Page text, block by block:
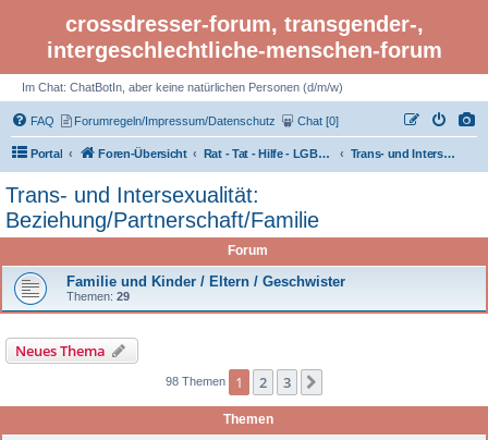
crossdresser-forum, transgender-,
intergeschlechtliche-menschen-forum
Im Chat: ChatBotIn, aber keine natürlichen Personen (d/m/w)
FAQ Forumregeln/Impressum/Datenschutz Chat [0]
Portal Foren-Übersicht Rat - Tat - Hilfe - LGBTI Rights - Infos Trans- und Intersexualität: Beziehung/Partnerschaft/Familie
Trans- und Intersexualität:
Beziehung/Partnerschaft/Familie
Forum
Familie und Kinder / Eltern / Geschwister
Themen: 29
Neues Thema
98 Themen 1 2 3
Themen